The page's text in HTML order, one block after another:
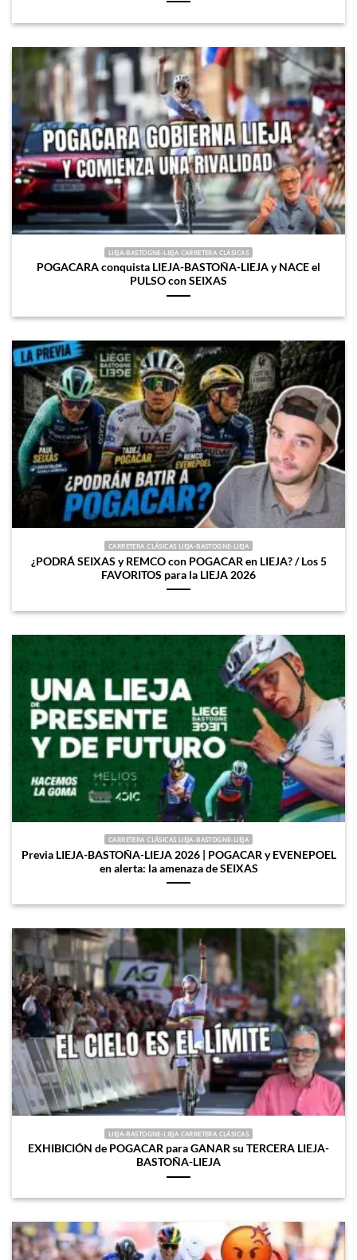
LIEJA-BASTOGNE-LIEJA CARRETERA CLÁSICAS
POGACARA conquista LIEJA-BASTOÑA-LIEJA y NACE el
PULSO con SEIXAS
CARRETERA CLÁSICAS LIEJA-BASTOGNE-LIEJA
¿PODRÁ SEIXAS y REMCO con POGACAR en LIEJA? / Los 5
FAVORITOS para la LIEJA 2026
CARRETERA CLÁSICAS LIEJA-BASTOGNE-LIEJA
Previa LIEJA-BASTOÑA-LIEJA 2026 | POGACAR y EVENEPOEL
en alerta: la amenaza de SEIXAS
LIEJA-BASTOGNE-LIEJA CARRETERA CLÁSICAS
EXHIBICIÓN de POGACAR para GANAR su TERCERA LIEJA-
BASTOÑA-LIEJA